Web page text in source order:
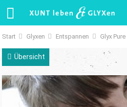
Start Glyxen Entspannen Glyx Pure
Übersicht